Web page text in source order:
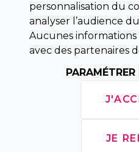
INFORMATIONS
Droit de rétractation
Conditions générales
Mentions légales
Horaires d'ouverture
personnalisation du
analyser l’audience
Aucunes informations
avec des partenaires
JE